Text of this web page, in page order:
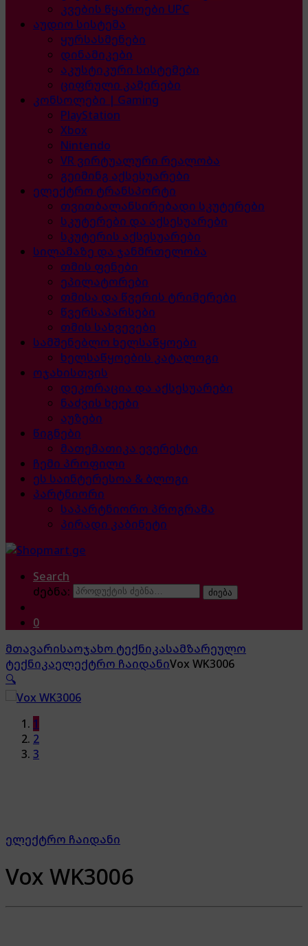
კვების წყაროები UPC
აუდიო სისტემა
ყურსასმენები
დინამიკები
აკუსტიკური სისტემები
ციფრული კამერები
კონსოლები | Gaming
PlayStation
Xbox
Nintendo
VR ვირტუალური რეალობა
გეიმინგ აქსესუარები
ელექტრო ტრანსპორტი
თვითბალანსირებადი სკუტერები
სკუტერები და აქსესუარები
სკუტერის აქსესუარები
სილამაზე და ჯანმრთელობა
თმის ფენები
ეპილატორები
თმისა და წვერის ტრიმერები
წვერსაპარსები
თმის სახვევები
სამშენებლო ხელსაწყოები
ხელსაწყოების კატალოგი
ოჯახისთვის
დეკორაცია და აქსესუარები
ნაძვის ხეები
აუზები
წიგნები
მათემათიკა ევერესტი
ჩემი პროფილი
ეს საინტერესოა & ბლოგი
პარტნიორი
საპარტნიორო პროგრამა
პირადი კაბინეტი
Search
ძებნა:
ძიება
0
მთავარისაოჯახო ტექნიკასამზარეულო
ტექნიკაელექტრო ჩაიდანიVox WK3006
🔍
1
2
3
ელექტრო ჩაიდანი
Vox WK3006